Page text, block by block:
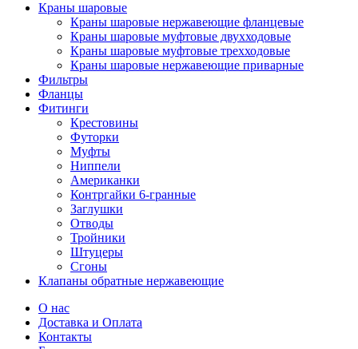
Краны шаровые
Краны шаровые нержавеющие фланцевые
Краны шаровые муфтовые двухходовые
Краны шаровые муфтовые трехходовые
Краны шаровые нержавеющие приварные
Фильтры
Фланцы
Фитинги
Крестовины
Футорки
Муфты
Ниппели
Американки
Контргайки 6-гранные
Заглушки
Отводы
Тройники
Штуцеры
Сгоны
Клапаны обратные нержавеющие
О нас
Доставка и Оплата
Контакты